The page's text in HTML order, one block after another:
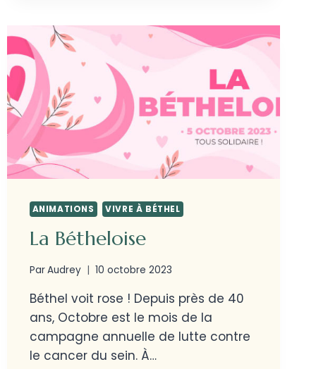
ANIMATIONS VIVRE À BÉTHEL
La Bétheloise
ParAudrey 10 octobre 2023
Béthel voit rose ! Depuis près de 40
ans, Octobre est le mois de la
campagne annuelle de lutte contre
le cancer du sein. À…